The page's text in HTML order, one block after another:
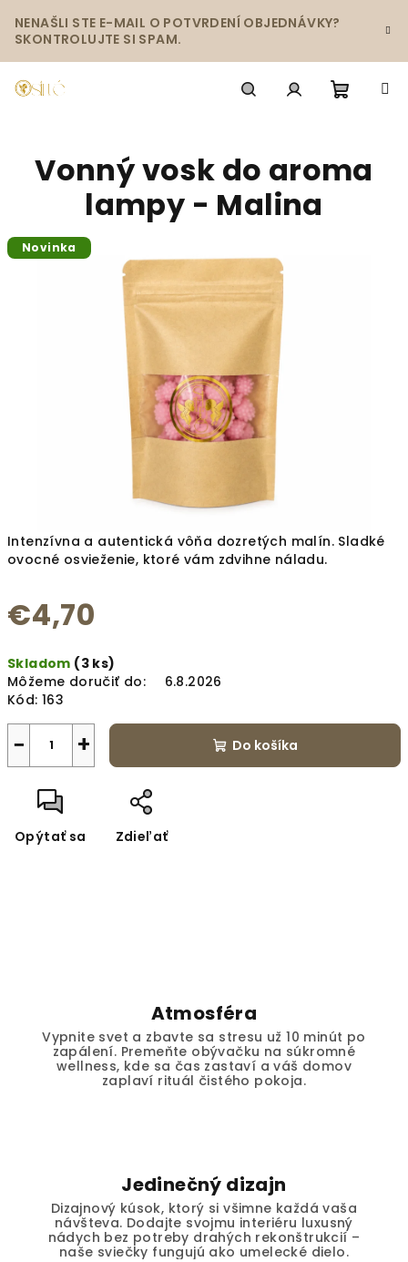
na
obsah
NENAŠLI STE E-MAIL O POTVRDENÍ OBJEDNÁVKY?
SKONTROLUJTE SI SPAM.
košík
Intenzívna a autentická vôňa dozretých malín. Sladké
ovocné osvieženie, ktoré vám zdvihne náladu.
€4,70
cena:
Skladom (3 ks)
Môžeme doručiť do:
6.8.2026
Kód: 163
+
− Do košíka
Opýtať sa Zdieľať
Vonný vosk do aroma
lampy - Malina
Novinka
Atmosféra
Vypnite svet a zbavte sa stresu už 10 minút po
zapálení. Premeňte obývačku na súkromné
wellness, kde sa čas zastaví a váš domov
zaplaví rituál čistého pokoja.
Jedinečný dizajn
Dizajnový kúsok, ktorý si všimne každá vaša
návšteva. Dodajte svojmu interiéru luxusný
nádych bez potreby drahých rekonštrukcií –
naše sviečky fungujú ako umelecké dielo.